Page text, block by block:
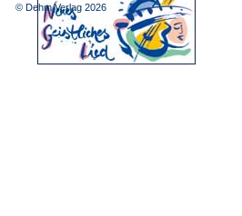
© Dehm Verlag 2026